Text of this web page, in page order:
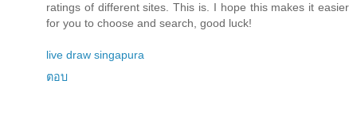
ratings of different sites. This is. I hope this makes it easier
for you to choose and search, good luck!
live draw singapura
ตอบ